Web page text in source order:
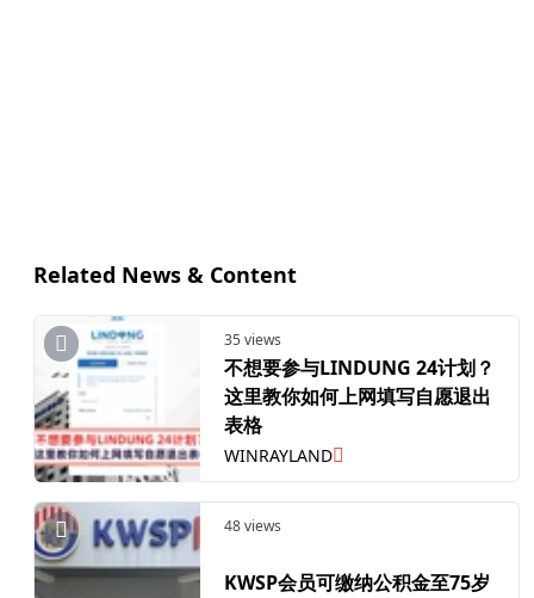
Related News & Content
35 views
不想要参与LINDUNG 24计划？
这里教你如何上网填写自愿退出
表格
WINRAYLAND
48 views
KWSP会员可缴纳公积金至75岁